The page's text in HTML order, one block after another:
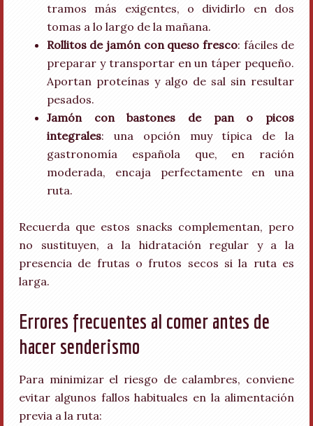
tramos más exigentes, o dividirlo en dos
tomas a lo largo de la mañana.
Rollitos de jamón con queso fresco: fáciles de
preparar y transportar en un táper pequeño.
Aportan proteínas y algo de sal sin resultar
pesados.
Jamón con bastones de pan o picos
integrales: una opción muy típica de la
gastronomía española que, en ración
moderada, encaja perfectamente en una
ruta.
Recuerda que estos snacks complementan, pero
no sustituyen, a la hidratación regular y a la
presencia de frutas o frutos secos si la ruta es
larga.
Errores frecuentes al comer antes de
hacer senderismo
Para minimizar el riesgo de calambres, conviene
evitar algunos fallos habituales en la alimentación
previa a la ruta: